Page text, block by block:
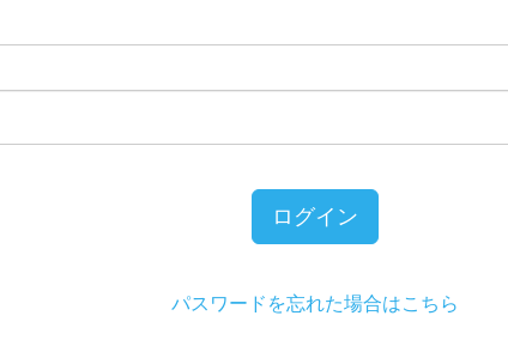
ログイン
パスワードを忘れた場合はこちら